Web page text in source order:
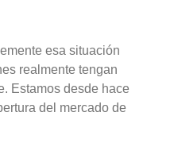
esa situación
realmente tengan
Estamos desde hace
del mercado de